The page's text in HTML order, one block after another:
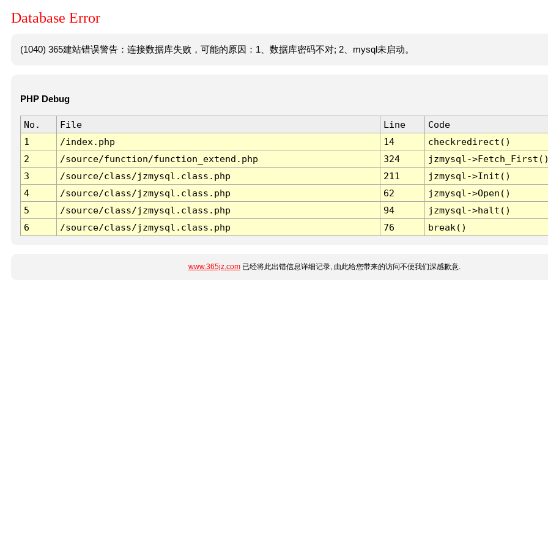
Database Error
(1040) 365建站错误警告：连接数据库失败，可能的原因：1、数据库密码不对; 2、mysql未启动。
PHP Debug
No. File Line
Code
1
/index.php 14
checkredirect()
2
/source/function/function_extend.php 324
jzmysql-
3
/source/class/jzmysql.class.php 211
jzmysql->Init()
4
/source/class/jzmysql.class.php 62
jzmysql->Open()
5
/source/class/jzmysql.class.php 94
jzmysql->halt()
6
/source/class/jzmysql.class.php 76 break()
www.365jz.com已经将此出错信息详细记录, 由此给您带来的访问不便我们深感歉意.